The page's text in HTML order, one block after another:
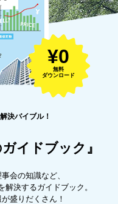
¥0
無料
ダウンロード
決バイブル！
イドブック』
会の知識など、
決するガイドブック。
盛りだくさん！